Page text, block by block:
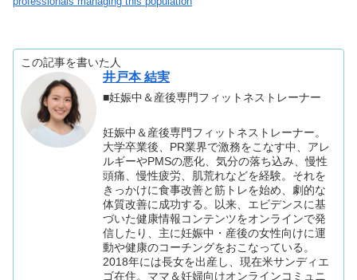
この記事を書いた人
井戸本 結実
■妊娠中＆産後専門フィットネストレーナー
妊娠中＆産後専門フィットネストレーナー。
大学卒業後、PR業界で激務をこなす中、アレ
ルギーやPMSの悪化、気分の落ち込み、慢性
頭痛、慢性疲労、肌荒れなどを経験。それを
きっかけに食事改善と筋トレを始め、劇的な
体質改善に成功する。以来、エビデンスに基
づいた健康情報コンテンツをオンラインで発
信したり、主に妊娠中・産後の女性向けに運
動や健康のコーチングをおこなっている。
2018年には長女を出産し、現在米サンディエ
ゴ在住。ママ＆妊婦向けオンラインコミュニ